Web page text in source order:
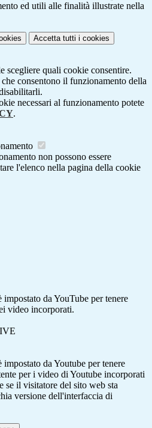
ed utili alle finalità illustrate nella
Accetta tutti i cookies
scegliere quali cookie consentire.
consentono il funzionamento della
necessari al funzionamento potete
.
non possono essere
l'elenco nella pagina della cookie
impostato da YouTube per tenere
video incorporati.
impostato da Youtube per tenere
per i video di Youtube incorporati
se il visitatore del sito web sta
versione dell'interfaccia di